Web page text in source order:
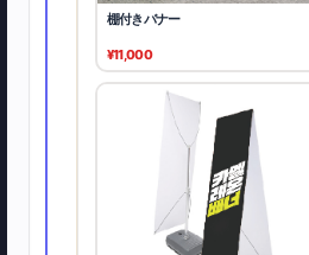
棚付きバナー
¥11,000